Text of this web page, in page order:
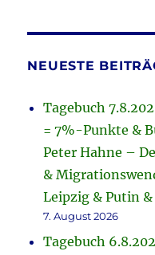
NEUESTE
Tagebuch
= 7%-Punkte &
Peter Hahne –
&
Leipzig & Putin
7. August 2026
Tagebuch